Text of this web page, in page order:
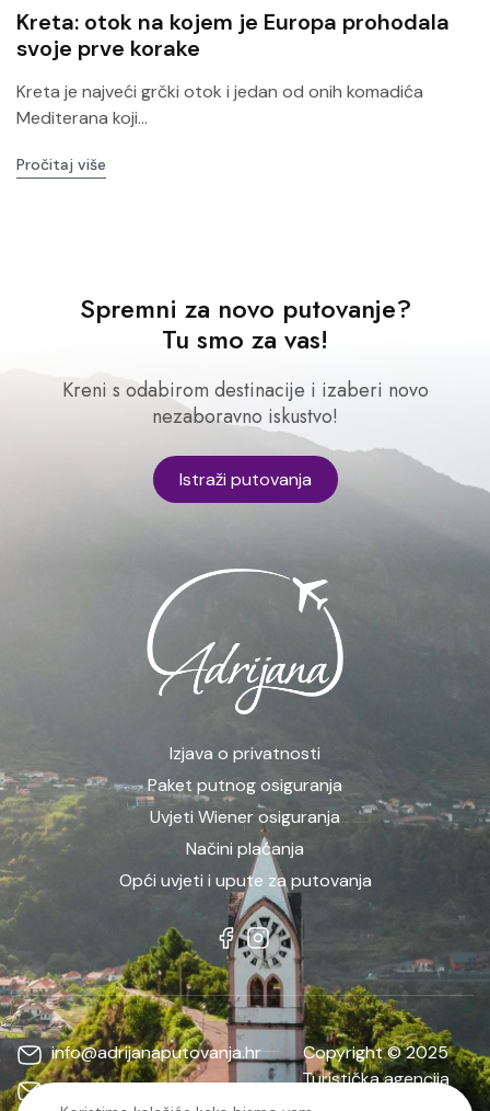
Kreta: otok na kojem je Europa prohodala
svoje prve korake
Kreta je najveći grčki otok i jedan od onih komadića
Mediterana koji...
Pročitaj više
Spremni za novo putovanje?
Tu smo za vas!
Kreni s odabirom destinacije i izaberi novo
nezaboravno iskustvo!
Istraži putovanja
Izjava o privatnosti
Paket putnog osiguranja
Uvjeti Wiener osiguranja
Načini plaćanja
Opći uvjeti i upute za putovanja
info@adrijanaputovanja.hr
d.matkovic@adrijanaputovanja.hr
Copyright © 2025
Turistička agencija
ADRIJANA | Sva prava